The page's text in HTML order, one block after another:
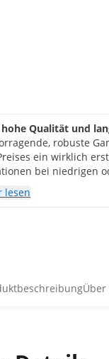
hohe Qualität und
robuste
ein wirklich
bei niedrigen
unter Volllast.
lesen
Über